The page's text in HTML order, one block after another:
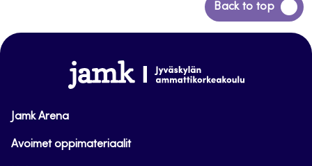
Back to top
Siirry
takaisin
www.jamk.fi
Jamk Arena
Avoimet oppimateriaalit